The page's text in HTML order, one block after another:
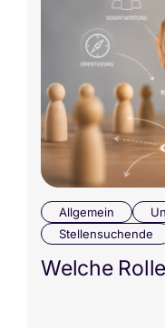
Allgemein
Stellensuchende
Welche